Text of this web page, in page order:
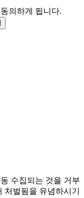
의하게 됩니다.
수집되는 것을 거부
벌됨을 유념하시기